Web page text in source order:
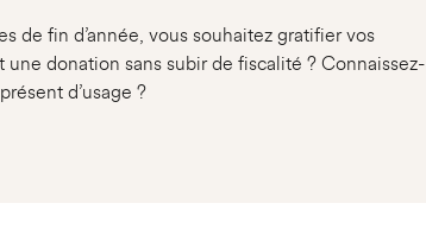
de fin d’année, vous souhaitez gratifier vos
une donation sans subir de fiscalité ? Connaissez-
d’usage ?